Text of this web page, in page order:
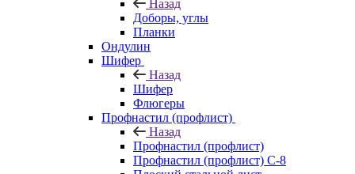
Назад
Доборы, углы
Планки
Ондулин
Шифер
Назад
Шифер
Флюгеры
Профнастил (профлист)
Назад
Профнастил (профлист)
Профнастил (профлист) С-8